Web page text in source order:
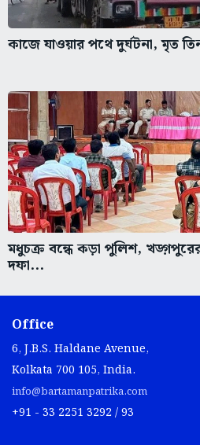
কাজে যাওয়ার পথে দুর্ঘটনা, মৃত
মধুচক্র বন্ধে কড়া পুলিশ,
দফা...
Office
6, J.B.S. Haldane Avenue,
Kolkata 700 105, India.
info@bartamanpatrika.com
+91 - 33 2251 3292 / 93